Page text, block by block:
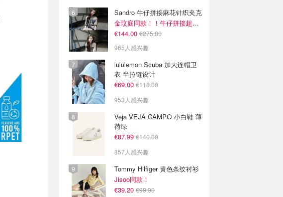
Sandro 牛仔拼接麻花针织夹克
金玟庭同款！！牛仔拼接超有层次感
€144.00 €275.00
965人感兴趣
lululemon Scuba 加大连帽卫
衣 半拉链设计
€69.00 €118.00
953人感兴趣
Veja VEJA CAMPO 小白鞋 薄
荷绿
€87.99 €140.00
857人感兴趣
Tommy Hilfiger 黄色条纹衬衫
Jisoo同款！
€39.20 €99.90